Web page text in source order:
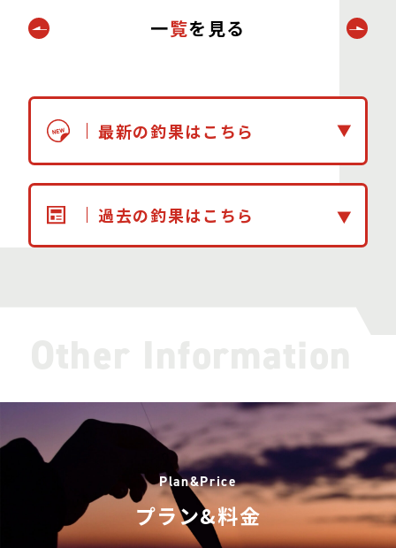
一覧を見る
最新の釣果はこちら
過去の釣果はこちら
Plan&Price
プラン&料金